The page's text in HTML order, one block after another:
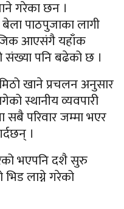
गरेका छन ।
पाठपुजाका लागी
आएसंगै यहाँक
संख्या पनि बढेको छ ।
खाने प्रचलन अनुसार
स्थानीय व्यवपारी
सबै परिवार जम्मा भएर
।
भएपनि दशै सुरु
लाग्ने गरेको